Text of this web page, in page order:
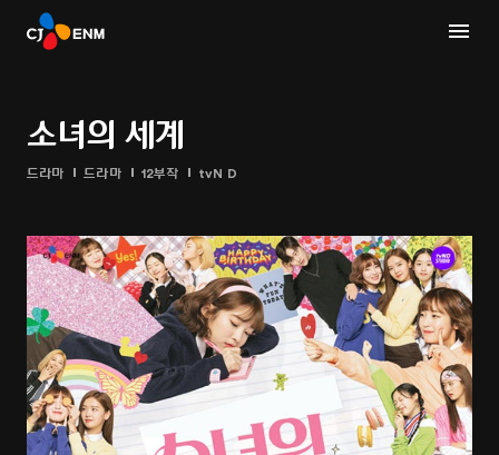
소녀의 세계
드라마 드라마 12부작 tvN D